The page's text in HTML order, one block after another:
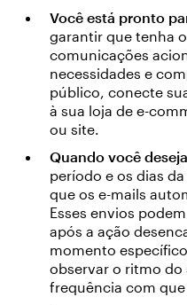
Você está pronto
garantir que tenha
comunicações
necessidades e
público, conecte
à sua loja de e-
ou site.
Quando você
período e os dias
que os e-mails
Esses envios
após a ação
momento
observar o ritmo do
frequência com